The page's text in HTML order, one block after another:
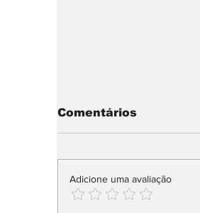
Comentários
Adicione uma avaliação